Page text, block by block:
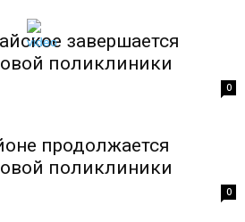
завершается
поликлиники
0
продолжается
поликлиники
0